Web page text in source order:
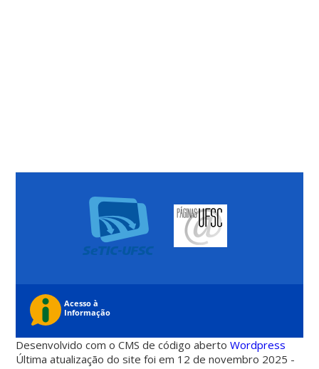
Desenvolvido com o CMS de código abertoWordpress
Última atualização do site foi em 12 de novembro 2025 -